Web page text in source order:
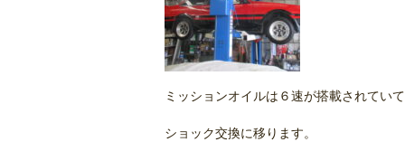
ミッションオイルは６速が搭載されてい
ショック交換に移ります。